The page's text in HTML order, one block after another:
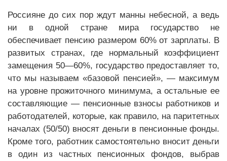
Россияне до сих пор ждут манны небесной, а ведь
ни в одной стране мира государство не
обеспечивает пенсию размером 60% от зарплаты. В
развитых странах, где нормальный коэффициент
замещения 50—60%, государство предоставляет то,
что мы называем «базовой пенсией», — максимум
на уровне прожиточного минимума, а остальные ее
составляющие — пенсионные взносы работников и
работодателей, которые, как правило, на паритетных
началах (50/50) вносят деньги в пенсионные фонды.
Кроме того, работник самостоятельно вносит деньги
в один из частных пенсионных фондов, выбрав